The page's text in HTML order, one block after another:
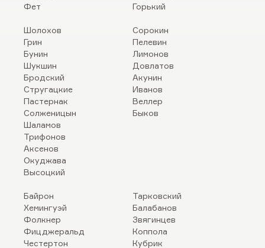
Фет
Горький
Шолохов
Грин
Бунин
Шукшин
Бродский
Стругацкие
Пастернак
Солженицын
Шаламов
Трифонов
Аксенов
Окуджава
Высоцкий
Сорокин
Пелевин
Лимонов
Довлатов
Акунин
Иванов
Веллер
Быков
Байрон
Хемингуэй
Фолкнер
Фицджеральд
Честертон
Тарковский
Балабанов
Звягинцев
Коппола
Кубрик